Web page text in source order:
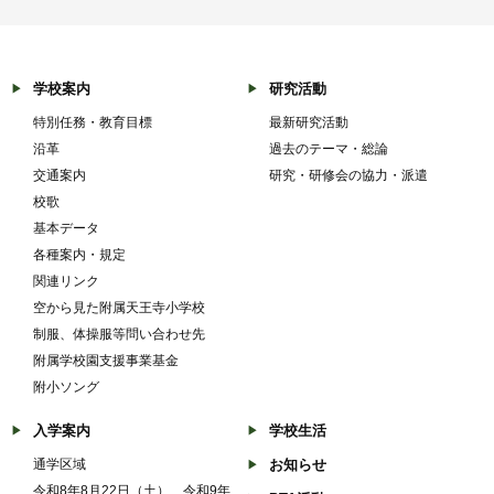
学校案内
特別任務・教育目標
沿革
交通案内
校歌
基本データ
各種案内・規定
関連リンク
空から見た附属天王寺小学校
制服、体操服等問い合わせ先
附属学校園支援事業基金
附小ソング
研究活動
最新研究活動
過去のテーマ・総論
研究・研修会の協力・派遣
入学案内
通学区域
令和8年8月22日（土） 令和9年
学校生活
お知らせ